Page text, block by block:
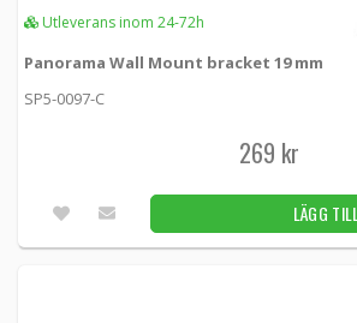
Utleverans inom 24-72h
Panorama Wall Mount bracket 19 mm
SP5-0097-C
269 kr
LÄGG TILL